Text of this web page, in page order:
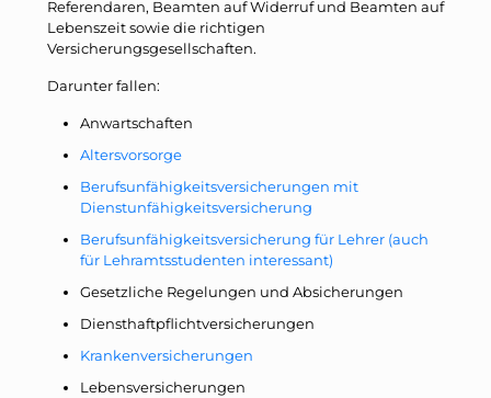
Referendaren, Beamten auf Widerruf und Beamten auf
Lebenszeit sowie die richtigen
Versicherungsgesellschaften.
Darunter fallen:
Anwartschaften
Altersvorsorge
Berufsunfähigkeitsversicherungen mit
Dienstunfähigkeitsversicherung
Berufsunfähigkeitsversicherung für Lehrer (auch
für Lehramtsstudenten interessant)
Gesetzliche Regelungen und Absicherungen
Diensthaftpflichtversicherungen
Krankenversicherungen
Lebensversicherungen